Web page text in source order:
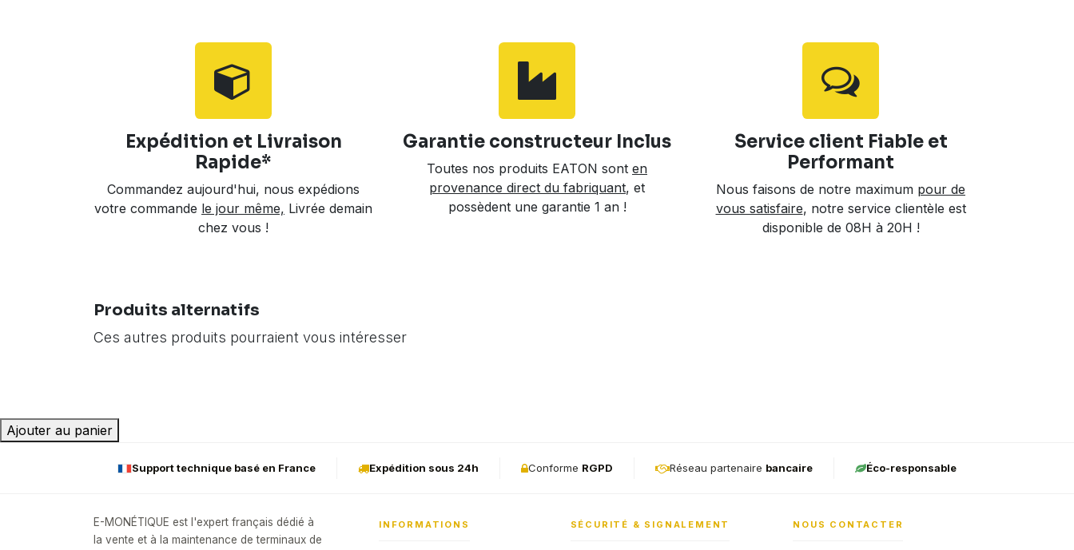
Expédition et Livraison
Rapide*
Commandez aujourd'hui, nous expédions
votre commande le jour même, Livrée demain
chez vous !
Garantie constructeur Inclus
Toutes nos produits EATON sont en
provenance direct du fabriquant, et
possèdent une garantie 1 an !
Service client Fiable et
Performant
Nous faisons de notre maximum pour de
vous satisfaire, notre service clientèle est
disponible de 08H à 20H !
Produits alternatifs
Ces autres produits pourraient vous intéresser
Ajouter au panier
Support technique basé en France Expédition sous 24h Conforme RGPD Réseau partenaire bancaire Éco-responsable
E-MONÉTIQUE est l'expert français dédié à
la vente et à la maintenance de terminaux de
INFORMATIONS SÉCURITÉ & SIGNALEMENT NOUS CONTACTER